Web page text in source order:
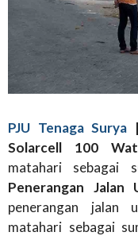
PJU Tenaga Surya
Solarcell 100
matahari sebagai
Penerangan Jalan
penerangan jalan
matahari sebagai